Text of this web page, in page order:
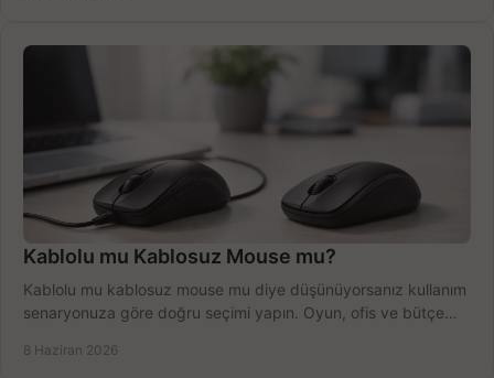
Kablolu mu Kablosuz Mouse mu?
Kablolu mu kablosuz mouse mu diye düşünüyorsanız kullanım
senaryonuza göre doğru seçimi yapın. Oyun, ofis ve bütçe
8 Haziran 2026